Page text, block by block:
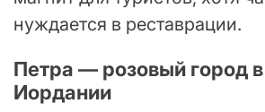
нуждается в реставрации.
Петра — розовый город
Иордании